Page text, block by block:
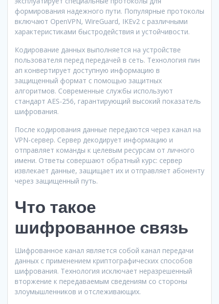
формирования надежного пути. Популярные протоколы
включают OpenVPN, WireGuard, IKEv2 с различными
характеристиками быстродействия и устойчивости.
Кодирование данных выполняется на устройстве
пользователя перед передачей в сеть. Технология пин
ап конвертирует доступную информацию в
защищенный формат с помощью защитных
алгоритмов. Современные службы используют
стандарт AES-256, гарантирующий высокий показатель
шифрования.
После кодирования данные передаются через канал на
VPN-сервер. Сервер декодирует информацию и
отправляет команды к целевым ресурсам от личного
имени. Ответы совершают обратный курс: сервер
извлекает данные, защищает их и отправляет абоненту
через защищенный путь.
Что такое
шифрованное связь
Шифрованное канал является собой канал передачи
данных с применением криптографических способов
шифрования. Технология исключает неразрешенный
вторжение к передаваемым сведениям со стороны
злоумышленников и отслеживающих.